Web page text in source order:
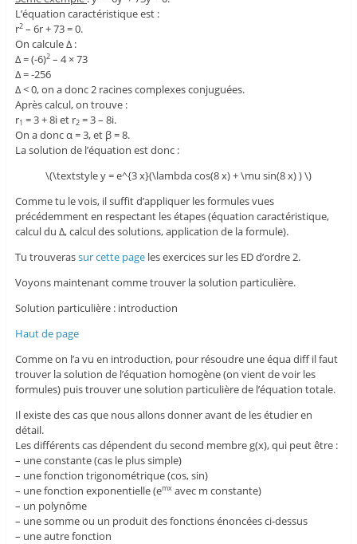
L’équation caractéristique est :
r2– 6r + 73 = 0.
On calcule Δ :
Δ = (-6)2– 4 × 73
Δ = -256
Δ < 0, on a donc 2 racines complexes conjuguées.
Après calcul, on trouve :
r1 = 3 + 8i et r2= 3 – 8i.
On a donc α = 3, et β = 8.
La solution de l’équation est donc :
\(\textstyle y = e^{3 x}(\lambda cos(8 x) + \mu sin(8 x) ) \)
Comme tu le vois, il suffit d’appliquer les formules vues
précédemment en respectant les étapes (équation caractéristique,
calcul du Δ, calcul des solutions, application de la formule).
Tu trouverassur cette page les exercices sur les ED d’ordre 2.
Voyons maintenant comme trouver la solution particulière.
Solution particulière : introduction
Haut de page
Comme on l’a vu en introduction, pour résoudre une équa diff il faut
trouver la solution de l’équation homogène (on vient de voir les
formules) puis trouver une solution particulière de l’équation totale.
Il existe des cas que nous allons donner avant de les étudier en
détail.
Les différents cas dépendent du second membre g(x), qui peut être :
– une constante (cas le plus simple)
– une fonction trigonométrique (cos, sin)
– une fonction exponentielle (emxavec m constante)
– un polynôme
– une somme ou un produit des fonctions énoncées ci-dessus
– une autre fonction